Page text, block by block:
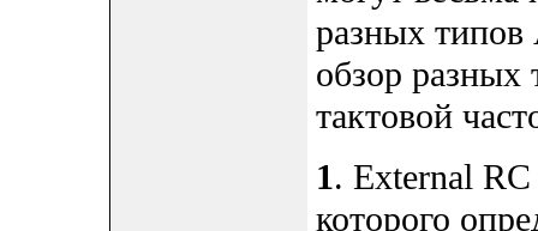
разных типов
обзор разных
тактовой
1. External RC
которого